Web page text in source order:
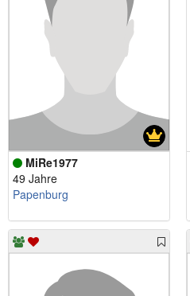
MiRe1977
49 Jahre
Papenburg